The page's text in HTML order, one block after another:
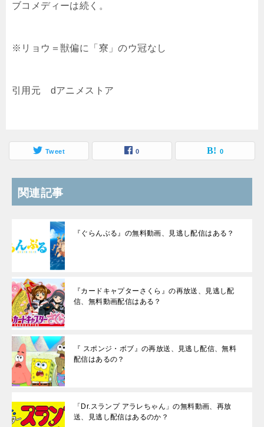
ブコメディーは続く。
※リョウ＝獣偏に「寮」のウ冠なし
引用元 dアニメストア
Tweet 0 0
関連記事
『ぐらんぶる』の無料動画、見逃し配信はある？
『カードキャプターさくら』の再放送、見逃し配
信、無料動画配信はある？
『 スポンジ・ボブ』の再放送、見逃し配信、無料
配信はあるの？
「Dr.スランプ アラレちゃん」の無料動画、再放
送、見逃し配信はあるのか？